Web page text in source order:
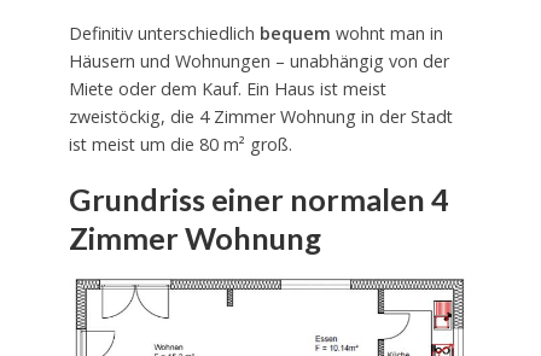
Definitiv unterschiedlich bequem wohnt man in
Häusern und Wohnungen – unabhängig von der
Miete oder dem Kauf. Ein Haus ist meist
zweistöckig, die 4 Zimmer Wohnung in der Stadt
ist meist um die 80 m² groß.
Grundriss einer normalen 4
Zimmer Wohnung